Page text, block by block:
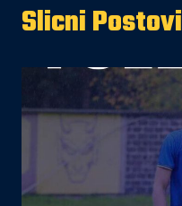
Slicni Postovi